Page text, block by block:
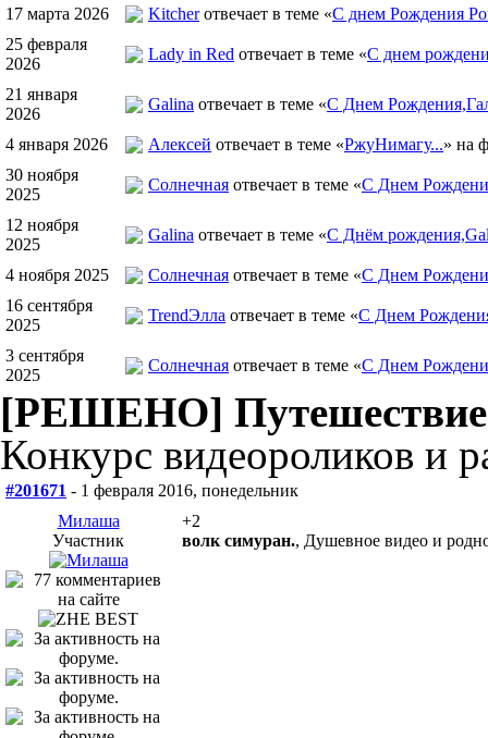
17 марта 2026
Kitcherотвечает в теме «С днем Рождения
25 февраля
2026
Lady in Red отвечает в теме «С днем
21 января
2026
Galina отвечает в теме «С Днем
4 января 2026 Алексей отвечает в теме «РжуНимагу...» на
30 ноября
2025
Солнечная отвечает в теме «С Днем
12 ноября
2025
Galina отвечает в теме «С Днём
4 ноября 2025 Солнечная отвечает в теме «С Днем
16 сентября
2025
TrendЭлла отвечает в теме «С Днем
3 сентября
2025
Солнечная отвечает в теме «С Днем
[РЕШЕНО] Путешествие
Конкурс видеороликов и
#201671 - 1 февраля 2016, понедельник
Милаша
Участник
+2
волк симуран., Душевное видео и